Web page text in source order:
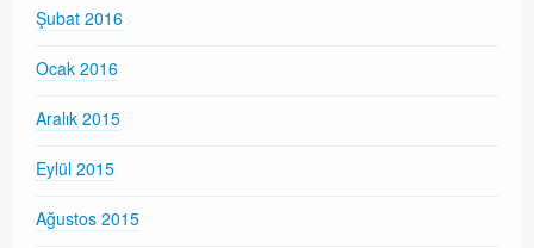
Şubat 2016
Ocak 2016
Aralık 2015
Eylül 2015
Ağustos 2015